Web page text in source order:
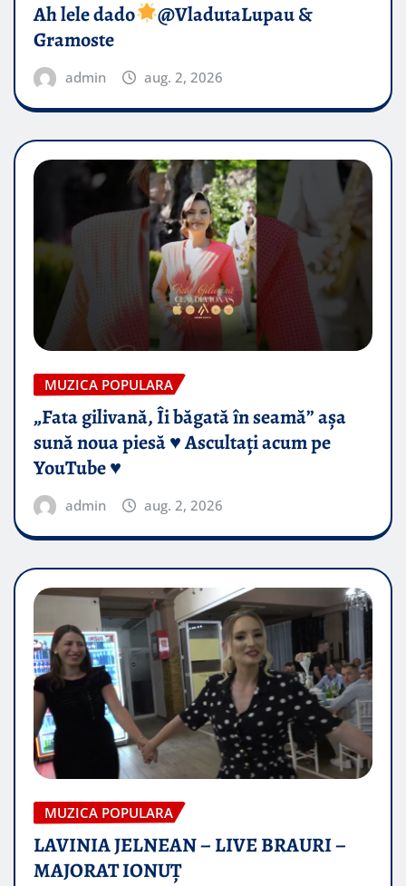
Ah lele dado​
@VladutaLupau &
Gramoste
admin aug. 2, 2026
MUZICA POPULARA
„Fata gilivană, Îi băgată în seamă” așa
sună noua piesă ♥️ Ascultați acum pe
YouTube ♥️
admin aug. 2, 2026
MUZICA POPULARA
LAVINIA JELNEAN – LIVE BRAURI –
MAJORAT IONUŢ